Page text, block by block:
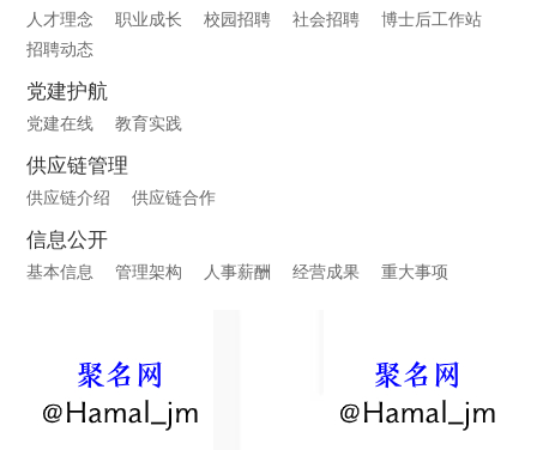
人才理念 职业成长 校园招聘 社会招聘
博士后工作站
招聘动态
党建护航
党建在线 教育实践
供应链管理
供应链介绍 供应链合作
信息公开
基本信息 管理架构 人事薪酬 经营成果 重大事项